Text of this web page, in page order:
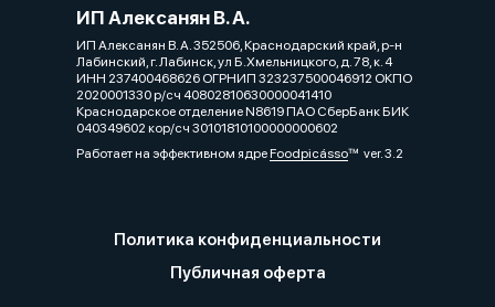
ИП Алексанян В. А.
ИП Алексанян В. А. 352506, Краснодарский край, р-н
Лабинский, г. Лабинск, ул Б.Хмельницкого, д. 78, к. 4
ИНН 237400468626 ОГРНИП 323237500046912 ОКПО
2020001330 р/сч 40802810630000041410
Краснодарское отделение N8619 ПАО СберБанк БИК
040349602 кор/сч 30101810100000000602
Работает на эффективном ядреFoodpicássover. 3.2
Политика конфиденциальности
Публичная оферта